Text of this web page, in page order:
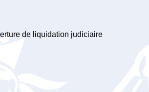
de liquidation judiciaire